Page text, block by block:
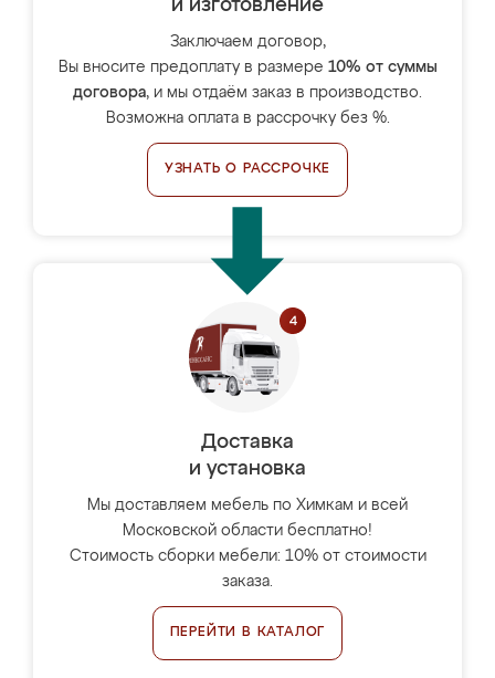
и изготовление
Заключаем договор,
Вы вносите предоплату в размере 10% от суммы
договора, и мы отдаём заказ в производство.
Возможна оплата в рассрочку без %.
УЗНАТЬ О РАССРОЧКЕ
Доставка
и установка
Мы доставляем мебель по Химкам и всей
Московской области бесплатно!
Стоимость сборки мебели: 10% от стоимости
заказа.
ПЕРЕЙТИ В КАТАЛОГ